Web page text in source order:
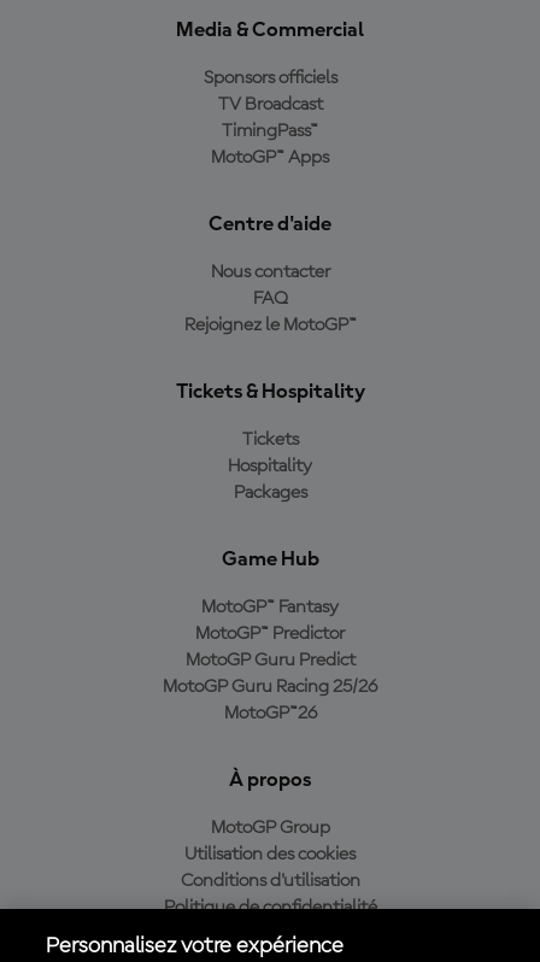
Media & Commercial
Sponsors officiels
TV Broadcast
TimingPass™
MotoGP™ Apps
Centre d'aide
Nous contacter
FAQ
Rejoignez le MotoGP™
Tickets & Hospitality
Tickets
Hospitality
Packages
Game Hub
MotoGP™ Fantasy
MotoGP™ Predictor
MotoGP Guru Predict
MotoGP Guru Racing 25/26
MotoGP™26
À propos
MotoGP Group
Utilisation des cookies
Conditions d'utilisation
Politique de confidentialité
Politique d’achat
Personnalisez votre expérience